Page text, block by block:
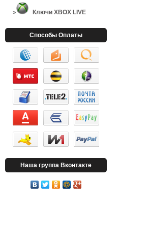
Ключи XBOX LIVE
Способы Оплаты
Наша группа Вконтакте